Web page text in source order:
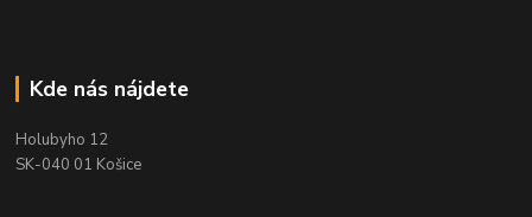
Kde nás nájdete
Holubyho 12
SK-040 01 Košice